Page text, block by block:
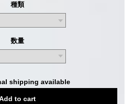
種類
数量
shipping available
to cart